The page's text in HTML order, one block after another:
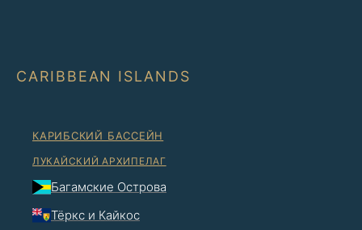
CARIBBEAN ISLANDS
КАРИБСКИЙ БАССЕЙН
ЛУКАЙСКИЙ АРХИПЕЛАГ
Багамские Острова
Тёркс и Кайкос